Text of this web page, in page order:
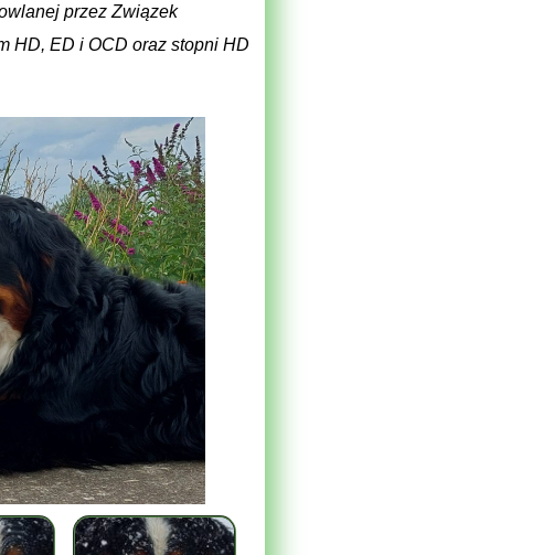
przez Związek
HD, ED i OCD oraz stopni HD